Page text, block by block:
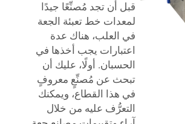
قبل أن تجد مُصنِّعًا جيدًا
لمعدات خط تعبئة الجعة
في العلب، هناك عدة
اعتبارات يجب أخذها في
الحسبان. أولًا، عليك أن
تبحث عن مُصنِّعٍ معروفٍ
في هذا القطاع، ويمكنك
التعرُّف عليه من خلال